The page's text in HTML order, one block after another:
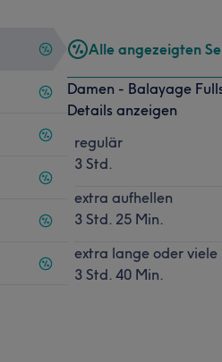
Alle angezeigten
Damen - Balayage
Details anzeigen
regulär
3 Std.
extra aufhellen
3 Std. 25 Min.
extra lange oder viele
3 Std. 40 Min.